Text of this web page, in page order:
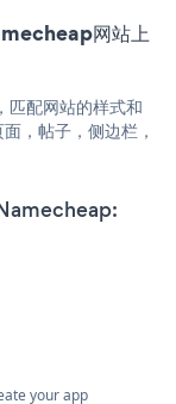
网站上
配网站的样式和
，帖子，侧边栏，
your app